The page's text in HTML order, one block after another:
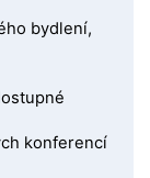
bydlení,
konferencí